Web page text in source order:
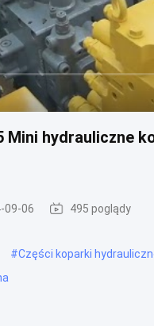
Mini hydrauliczne
09-06 495 poglądy
#Części koparki